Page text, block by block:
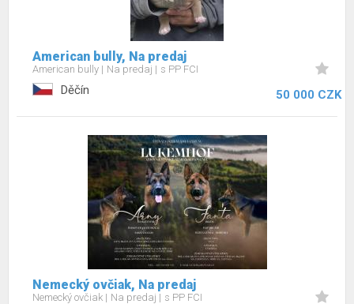
American bully, Na predaj
American bully Na predaj s PP FCI
Děčín 50 000 CZK
Nemecký ovčiak, Na predaj
Nemecký ovčiak Na predaj s PP FCI